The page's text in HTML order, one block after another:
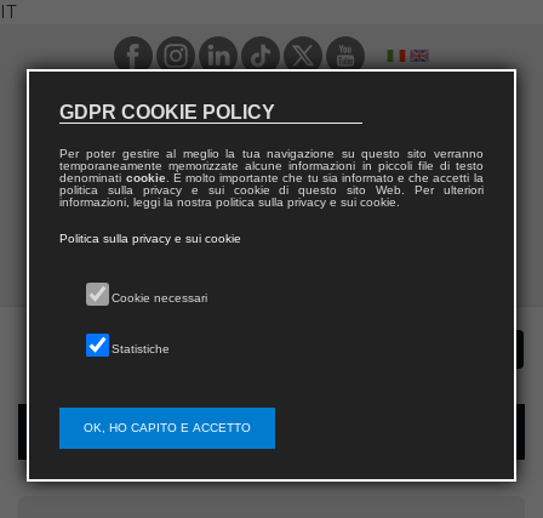
IT
Recupera username
GDPR COOKIE POLICY
Per poter gestire al meglio la tua navigazione su questo sito verranno
temporaneamente memorizzate alcune informazioni in piccoli file di testo
denominati cookie. È molto importante che tu sia informato e che accetti la
politica sulla privacy e sui cookie di questo sito Web. Per ulteriori
informazioni, leggi la nostra politica sulla privacy e sui cookie.
Politica sulla privacy e sui cookie
Cookie necessari
Statistiche
OK, HO CAPITO E ACCETTO